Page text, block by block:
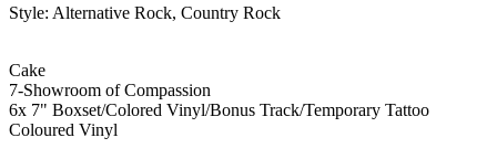
Style: Alternative Rock, Country Rock
Cake
7-Showroom of Compassion
6x 7" Boxset/Colored Vinyl/Bonus Track/Temporary Tattoo
Coloured Vinyl